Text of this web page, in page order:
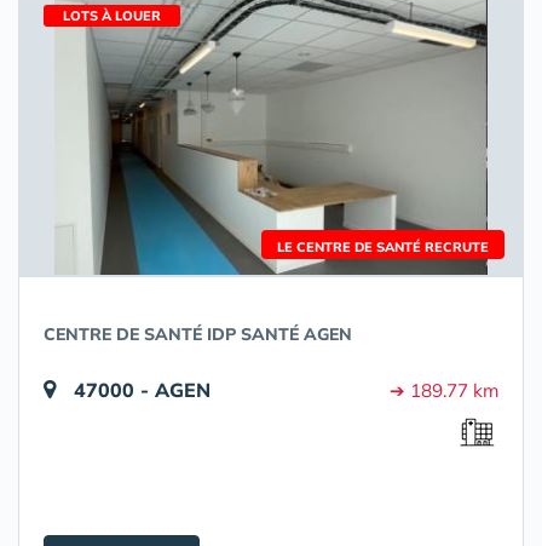
LE CENTRE DE SANTÉ RECRUTE
LOTS À LOUER
CENTRE DE SANTÉ IDP SANTÉ AGEN
47000 - AGEN ➔ 189.77 km